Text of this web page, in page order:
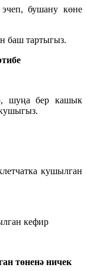
бушану көне
баш тартыгыз.
шуңа бер кашык
кушылган
кефир
төненә ничек